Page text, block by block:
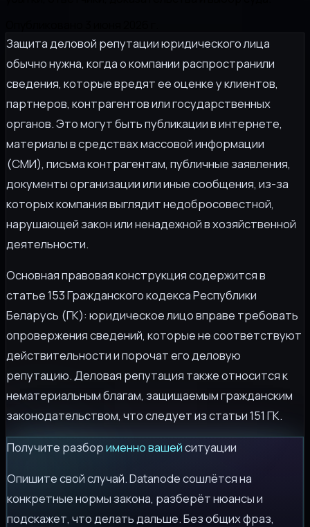
Защита деловой репутации юридического лица
обычно нужна, когда о компании распространили
сведения, которые вредят ее оценке у клиентов,
партнеров, контрагентов или государственных
органов. Это могут быть публикации в интернете,
материалы в средствах массовой информации
(СМИ), письма контрагентам, публичные заявления,
документы организации или иные сообщения, из-за
которых компания выглядит недобросовестной,
нарушающей закон или ненадежной в хозяйственной
деятельности.
Основная правовая конструкция содержится в
статье 153 Гражданского кодекса Республики
Беларусь (ГК): юридическое лицо вправе требовать
опровержения сведений, которые не соответствуют
действительности и порочат его деловую
репутацию. Деловая репутация также относится к
нематериальным благам, защищаемым гражданским
законодательством, что следует из статьи 151 ГК.
Получите разборименно вашейситуации
Опишите свой случай. Datanode сошлётся на
конкретные нормы закона, разберёт нюансы и
подскажет, что делать дальше. Без общих фраз,